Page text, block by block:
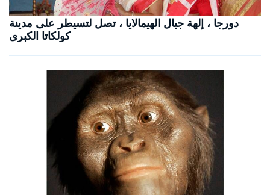
دورجا ، إلهة جبال الهيمالايا ، تصل لتسيطر على مدينة
كولكاتا الكبرى